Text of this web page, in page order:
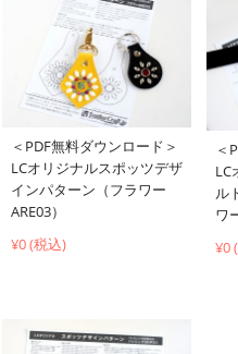
＜PDF無料ダウンロード＞
LCオリジナルスポッツデザ
インパターン（フラワー
ARE03）
¥0 (税込)
＜
LC
ル
ワ
¥0